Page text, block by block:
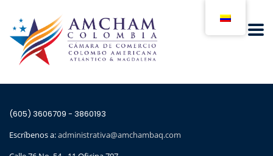
(605) 3606709 - 3860193
Escríbenos a:administrativa@amchambaq.com